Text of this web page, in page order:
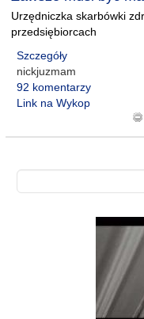
Urzędniczka skarbówki
przedsiębiorcach
Szczegóły
nickjuzmam
92 komentarzy
Link na Wykop